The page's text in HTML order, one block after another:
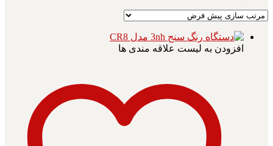
افزودن به لیست علاقه مندی ها